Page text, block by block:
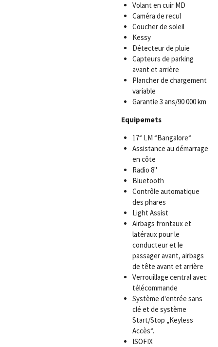
Volant en cuir MD
Caméra de recul
Coucher de soleil
Kessy
Détecteur de pluie
Capteurs de parking
avant et arrière
Plancher de chargement
variable
Garantie 3 ans/90 000 km
Equipemets
17“ LM “Bangalore“
Assistance au démarrage
en côte
Radio 8"
Bluetooth
Contrôle automatique
des phares
Light Assist
Airbags frontaux et
latéraux pour le
conducteur et le
passager avant, airbags
de tête avant et arrière
Verrouillage central avec
télécommande
Système d'entrée sans
clé et de système
Start/Stop „Keyless
Accès“.
ISOFIX